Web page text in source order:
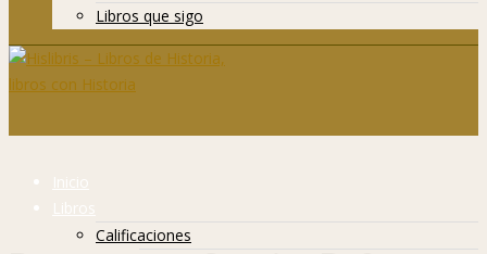
Libros que sigo
Inicio
Libros
Calificaciones